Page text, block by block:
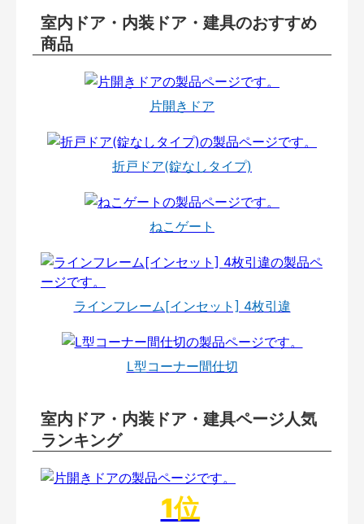
室内ドア・内装ドア・建具のおすすめ
商品
片開きドア
折戸ドア(錠なしタイプ)
ねこゲート
ラインフレーム[インセット] 4枚引違
L型コーナー間仕切
室内ドア・内装ドア・建具ページ人気
ランキング